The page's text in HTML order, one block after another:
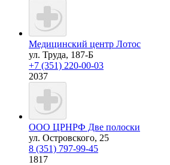
Медицинский центр Лотос
ул. Труда, 187-Б
+7 (351) 220-00-03
2037
ООО ЦРНРФ Две полоски
ул. Островского, 25
8 (351) 797-99-45
1817